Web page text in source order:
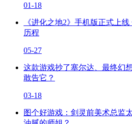
01-18
《进化之地2》手机版正式上
历程
05-27
这款游戏抄了塞尔达、最终幻
敢告它？
03-18
图个好游戏：剑灵前美术总监